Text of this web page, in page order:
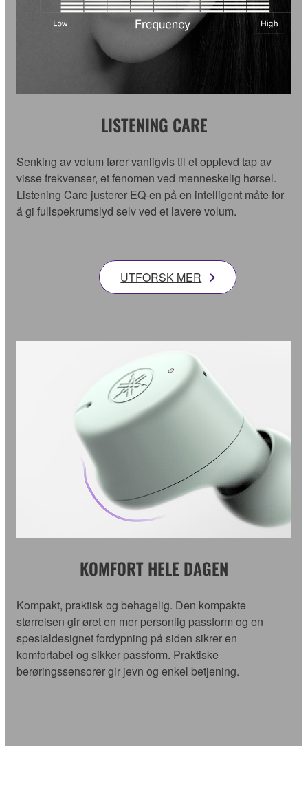
LISTENING CARE
Senking av volum fører vanligvis til et opplevd tap av
visse frekvenser, et fenomen ved menneskelig hørsel.
Listening Care justerer EQ-en på en intelligent måte for
å gi fullspekrumslyd selv ved et lavere volum.
UTFORSK MER
KOMFORT HELE DAGEN
Kompakt, praktisk og behagelig. Den kompakte
størrelsen gir øret en mer personlig passform og en
spesialdesignet fordypning på siden sikrer en
komfortabel og sikker passform. Praktiske
berøringssensorer gir jevn og enkel betjening.